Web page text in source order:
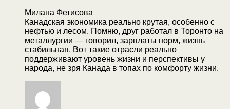
Милана Фетисова
Канадская экономика реально крутая, особенно с
нефтью и лесом. Помню, друг работал в Торонто на
металлургии — говорил, зарплаты норм, жизнь
стабильная. Вот такие отрасли реально
поддерживают уровень жизни и перспективы у
народа, не зря Канада в топах по комфорту жизни.